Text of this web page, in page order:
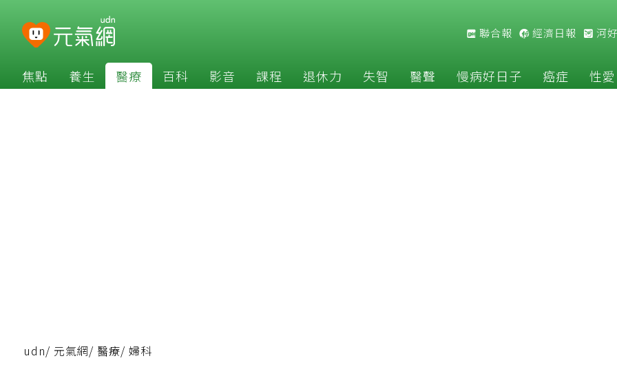
聯合報 經濟日報 河
焦點 養生 醫療 百科 影音 課程 退休力 失智 醫聲 慢病好日子 癌症 性愛
udn/ 元氣網/ 醫療/ 婦科